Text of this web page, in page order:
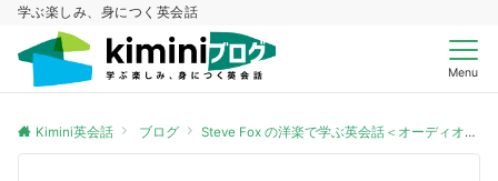
学ぶ楽しみ、身につく英会話
Menu
Kimini英会話 ブログ Steve Fox の洋楽で学ぶ英会話＜オーディオ付き＞